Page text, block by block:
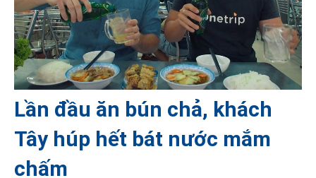
Lần đầu ăn bún chả, khách
Tây húp hết bát nước mắm
chấm